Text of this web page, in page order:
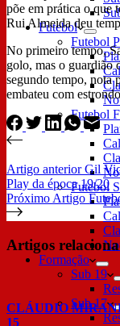
Futebol
Futebol
Futebol
Futebol
Formação
Sub 19
Sub 17
põe em prática o que
Rui Almeida deu
No primeiro tempo,
golo, mas o guardião
segundo tempo, nota
embateu com
Artigo anteriorGil
Play da época 19/20
Próximo Artigo
Artigos
CLÁUDIO
15